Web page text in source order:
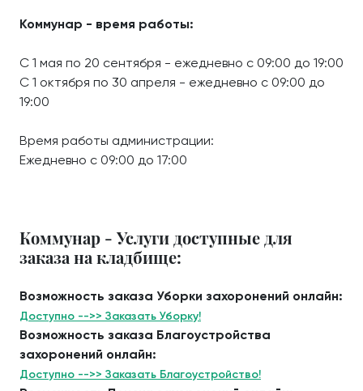
Коммунар - время работы:
С 1 мая по 20 сентября - ежедневно с 09:00 до 19:00
С 1 октября по 30 апреля - ежедневно с 09:00 до
19:00
Время работы администрации:
Ежедневно с 09:00 до 17:00
Коммунар - Услуги доступные для
заказа на кладбище:
Возможность заказа Уборки захоронений онлайн:
Доступно -->> Заказать Уборку!
Возможность заказа Благоустройства
захоронений онлайн:
Доступно -->> Заказать Благоустройство!